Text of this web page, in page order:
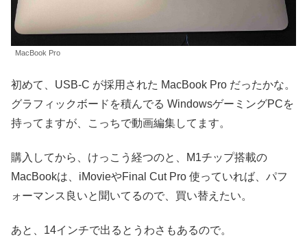
MacBook Pro
初めて、USB-C が採用された MacBook Pro だったかな。
グラフィックボードを積んでる WindowsゲーミングPCを
持ってますが、こっちで動画編集してます。
購入してから、けっこう経つのと、M1チップ搭載の
MacBookは、iMovieやFinal Cut Pro 使っていれば、パフ
ォーマンス良いと聞いてるので、買い替えたい。
あと、14インチで出るとうわさもあるので。